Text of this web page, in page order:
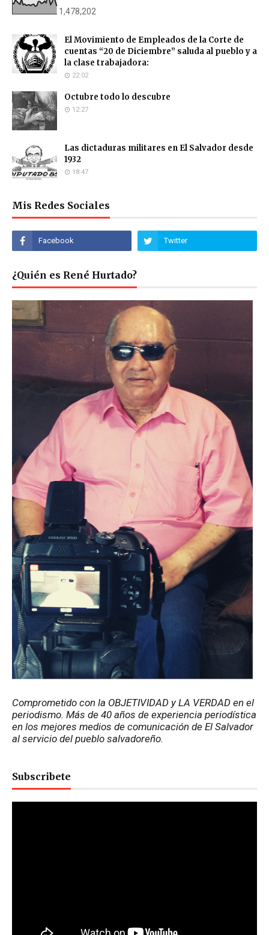
1,478,202
El Movimiento de Empleados de la Corte de
cuentas “20 de Diciembre” saluda al pueblo y a
la clase trabajadora:
22:02
Octubre todo lo descubre
12:27
Las dictaduras militares en El Salvador desde
1932
18:47
Mis Redes Sociales
¿Quién es René Hurtado?
Comprometido con la OBJETIVIDAD y LA VERDAD en el
periodismo. Más de 40 años de experiencia periodística
en los mejores medios de comunicación de El Salvador
al servicio del pueblo salvadoreño.
Subscribete